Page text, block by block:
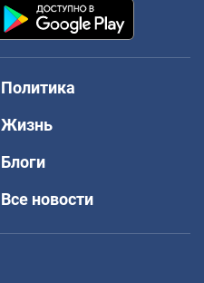
Политика
Жизнь
Блоги
Все новости